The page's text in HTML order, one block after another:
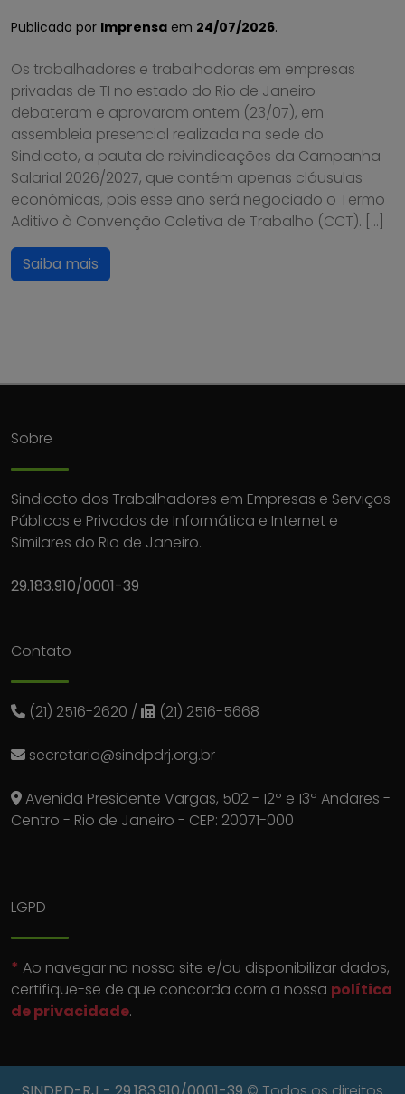
Publicado por Imprensa em 24/07/2026.
Os trabalhadores e trabalhadoras em empresas
privadas de TI no estado do Rio de Janeiro
debateram e aprovaram ontem (23/07), em
assembleia presencial realizada na sede do
Sindicato, a pauta de reivindicações da Campanha
Salarial 2026/2027, que contém apenas cláusulas
econômicas, pois esse ano será negociado o Termo
Aditivo à Convenção Coletiva de Trabalho (CCT). […]
Saiba mais
Sobre
Sindicato dos Trabalhadores em Empresas e Serviços
Públicos e Privados de Informática e Internet e
Similares do Rio de Janeiro.
29.183.910/0001-39
Contato
(21) 2516-2620 / (21) 2516-5668
secretaria@sindpdrj.org.br
Avenida Presidente Vargas, 502 - 12º e 13º Andares -
Centro - Rio de Janeiro - CEP: 20071-000
LGPD
* Ao navegar no nosso site e/ou disponibilizar dados,
certifique-se de que concorda com a nossa política
de privacidade.